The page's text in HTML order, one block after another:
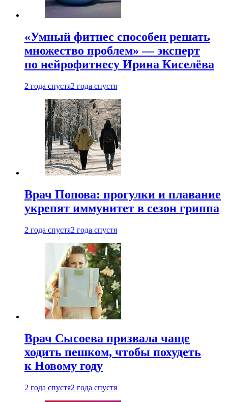
«Умный фитнес способен решать
множество проблем» — эксперт
по нейрофитнесу Ирина Киселёва
2 года спустя2 года спустя
Врач Попова: прогулки и плавание
укрепят иммунитет в сезон гриппа
2 года спустя2 года спустя
Врач Сысоева призвала чаще
ходить пешком, чтобы похудеть
к Новому году
2 года спустя2 года спустя